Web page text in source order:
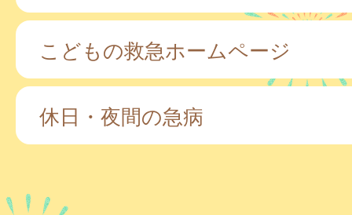
こどもの救急ホームページ
休日・夜間の急病